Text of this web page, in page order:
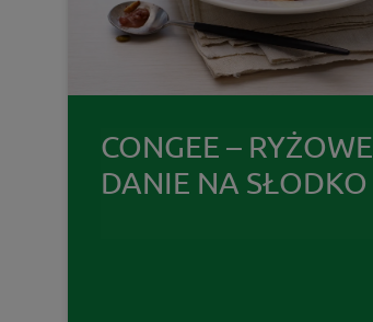
CONGEE – RYŻOWE
DANIE NA SŁODKO